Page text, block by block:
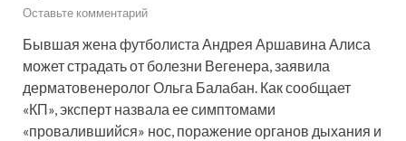
Оставьте комментарий
Бывшая жена футболиста Андрея Аршавина Алиса
может страдать от болезни Вегенера, заявила
дерматовенеролог Ольга Балабан. Как сообщает
«КП», эксперт назвала ее симптомами
«провалившийся» нос, поражение органов дыхания и